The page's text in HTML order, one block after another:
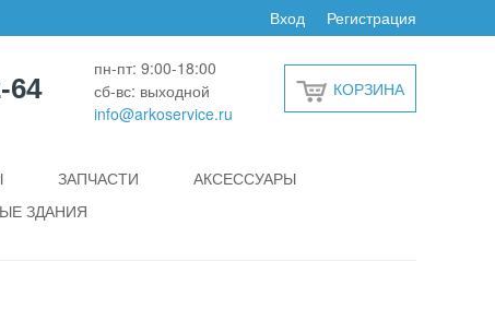
Регистрация
Вход
64
пн-пт: 9:00-18:00
сб-вс: выходной
info@arkoservice.ru
КОРЗИНА
ЗАПЧАСТИ
АКСЕССУАРЫ
ЗДАНИЯ